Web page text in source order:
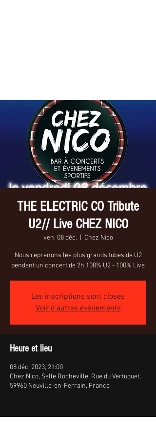
THE ELECTRIC CO Tribute
U2// Live CHEZ NICO
ven. 08 déc. Chez Nico
Nous reprenons les plus grands tubes de U2
pendant un concert de 2h 100% U2 - 100% Live
Les inscriptions sont closes
Voir d'autres événements
Heure et lieu
08 déc. 2023, 21:00
Chez Nico, Salle Rocheville, Rue du Vertuquet,
59960 Neuville-en-Ferrain, France